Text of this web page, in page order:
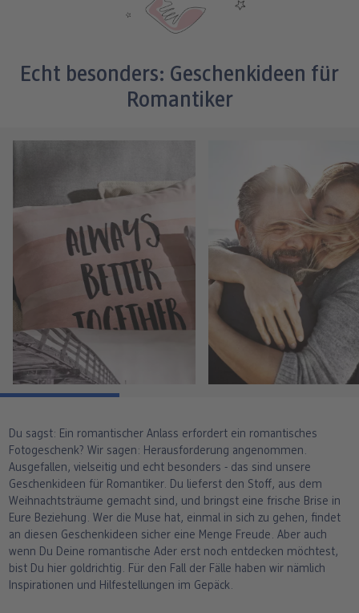
Echt besonders: Geschenkideen für
Romantiker
Du sagst: Ein romantischer Anlass erfordert ein romantisches
Fotogeschenk? Wir sagen: Herausforderung angenommen.
Ausgefallen, vielseitig und echt besonders - das sind unsere
Geschenkideen für Romantiker. Du lieferst den Stoff, aus dem
Weihnachtsträume gemacht sind, und bringst eine frische Brise in
Eure Beziehung. Wer die Muse hat, einmal in sich zu gehen, findet
an diesen Geschenkideen sicher eine Menge Freude. Aber auch
wenn Du Deine romantische Ader erst noch entdecken möchtest,
bist Du hier goldrichtig. Für den Fall der Fälle haben wir nämlich
Inspirationen und Hilfestellungen im Gepäck.